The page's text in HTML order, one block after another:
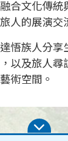
合文化傳統
人的展演交
悟族人分享
以及旅人尋
術空間。